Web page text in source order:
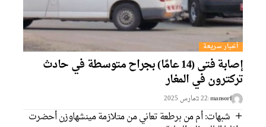
أخبار سريعة
إصابة فتى (14 عامًا) بجراح متوسطة في حادث
تركترون في المغار
mansorf 22 בمارس 2025
شبهات: أم من برطعة تعاني من متلازمة مينشهاوزن أحضرت